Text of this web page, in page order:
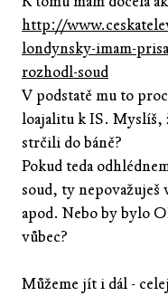
http://
londynsky-imam-
rozhodl-soud
V podstatě mu to
loajalitu k IS. Myslíš,
strčili do báně?
Pokud teda
soud, ty
apod. Nebo by bylo
vůbec?
Můžeme jít i dál -